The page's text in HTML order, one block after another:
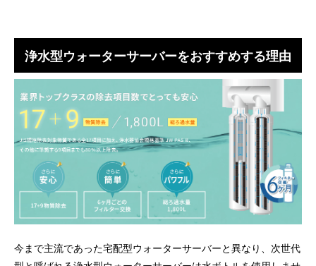
タン
塩素が化学反応を起こして生成され、アトピーや
喘息の悪化、内臓や中枢神経への悪影響、流産へ
のリスク、肝障害、腎障害などを誘発させる成分
を含みます。
クロロホルム
ロメタン
ジブロモクロ
ロメタン
ブロモホルム
テトラクロロ
エチレン
揮発性有機塩素系化合物で、無色透明の液体で
す。主にドライクリーニング用洗剤の原料として
使用されています。肝障害、腎障害、中枢神経障
害を誘発します。
トリクロロエ
部品などの脱脂、洗浄剤、一般溶剤、塗料の希釈
液等の有機合成原料として使用されている物質で
浄水型ウォーターサーバーをおすすめする理由
今まで主流であった宅配型ウォーターサーバーと異なり、次世代